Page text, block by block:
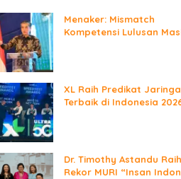
Menaker: Mismatch
Kompetensi Lulusan
XL Raih Predikat
Terbaik di Indonesia
Dr. Timothy Astandu Raih
Rekor MURI “Insan Indonesia